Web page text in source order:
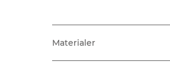
Materialer